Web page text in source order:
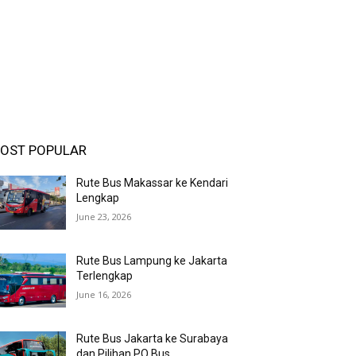
POPULAR
Rute Bus Makassar ke Kendari
Lengkap
June 23, 2026
Rute Bus Lampung ke Jakarta
Terlengkap
June 16, 2026
Rute Bus Jakarta ke Surabaya